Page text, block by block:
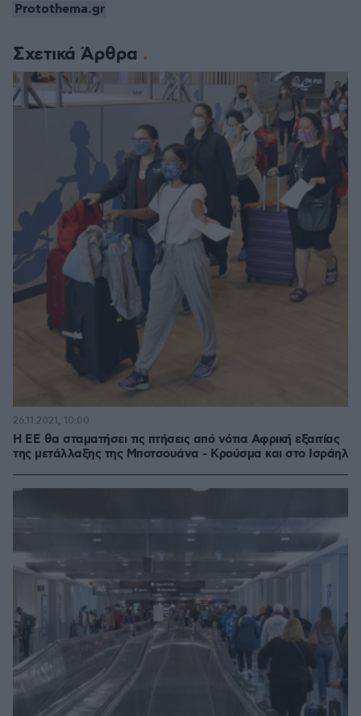
Σχετικά Άρθρα
Η ΕΕ θα σταματήσει τις πτήσεις από νότια Αφρική εξαιτίας
της μετάλλαξης της Μποτσουάνα - Κρούσμα και στο Ισράηλ
26.11.2021, 10:00
Protothema.gr